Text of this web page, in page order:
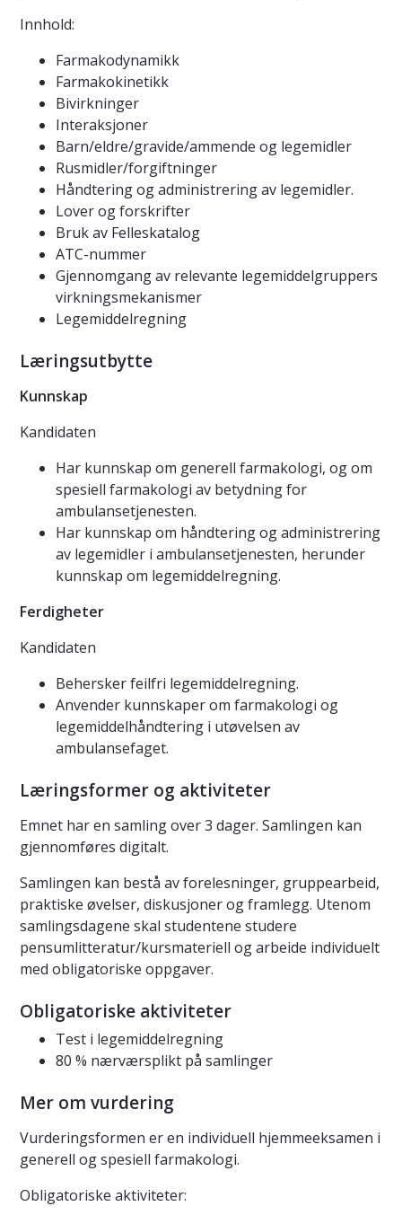
Innhold:
Farmakodynamikk
Farmakokinetikk
Bivirkninger
Interaksjoner
Barn/eldre/gravide/ammende og legemidler
Rusmidler/forgiftninger
Håndtering og administrering av legemidler.
Lover og forskrifter
Bruk av Felleskatalog
ATC-nummer
Gjennomgang av relevante legemiddelgruppers
virkningsmekanismer
Legemiddelregning
Læringsutbytte
Kunnskap
Kandidaten
Har kunnskap om generell farmakologi, og om
spesiell farmakologi av betydning for
ambulansetjenesten.
Har kunnskap om håndtering og administrering
av legemidler i ambulansetjenesten, herunder
kunnskap om legemiddelregning.
Ferdigheter
Kandidaten
Behersker feilfri legemiddelregning.
Anvender kunnskaper om farmakologi og
legemiddelhåndtering i utøvelsen av
ambulansefaget.
Læringsformer og aktiviteter
Emnet har en samling over 3 dager. Samlingen kan
gjennomføres digitalt.
Samlingen kan bestå av forelesninger, gruppearbeid,
praktiske øvelser, diskusjoner og framlegg. Utenom
samlingsdagene skal studentene studere
pensumlitteratur/kursmateriell og arbeide individuelt
med obligatoriske oppgaver.
Obligatoriske aktiviteter
Test i legemiddelregning
80 % nærværsplikt på samlinger
Mer om vurdering
Vurderingsformen er en individuell hjemmeeksamen i
generell og spesiell farmakologi.
Obligatoriske aktiviteter: